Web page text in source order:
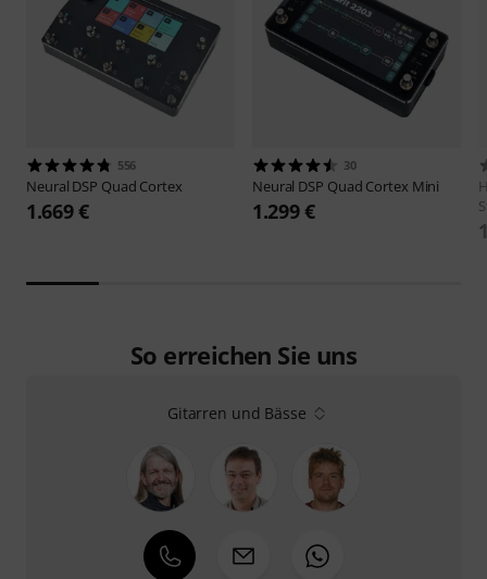
556
Neural DSP Quad Cortex
1.669 €
30
Neural DSP Quad Cortex Mini
1.299 €
So erreichen Sie uns
Gitarren und Bässe